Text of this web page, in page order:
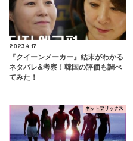
2023.4.17
『クイーンメーカー』結末がわかる
ネタバレ&考察！韓国の評価も調べ
てみた！
ネットフリックス